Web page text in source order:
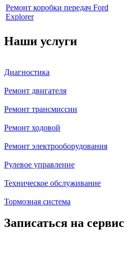
Ремонт коробки передач Ford
Explorer
Наши услуги
Диагностика
Ремонт двигателя
Ремонт трансмиссии
Ремонт ходовой
Ремонт электрооборудования
Рулевое управление
Техническое обслуживание
Тормозная система
Записаться на сервис